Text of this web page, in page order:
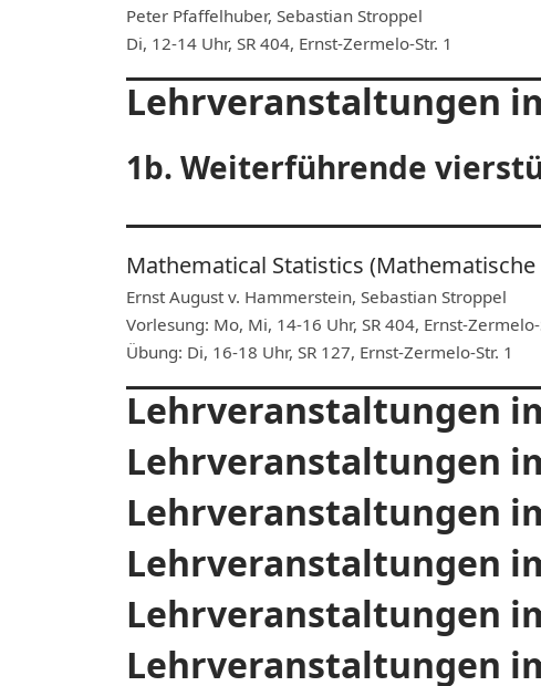
Peter Pfaffelhuber, Sebastian Stroppel
Di, 12-14 Uhr, SR 404, Ernst-Zermelo-Str. 1
Lehrveranstaltungen
1b. Weiterführende
Mathematical Statistics
Ernst August v. Hammerstein, Sebastian Stroppel
Vorlesung: Mo, Mi, 14-16 Uhr, SR 404, Ernst-Zermelo-
Übung: Di, 16-18 Uhr, SR 127, Ernst-Zermelo-Str. 1
Lehrveranstaltungen
Lehrveranstaltungen
Lehrveranstaltungen
Lehrveranstaltungen
Lehrveranstaltungen
Lehrveranstaltungen